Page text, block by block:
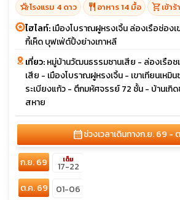
hotel_classโรงแรม 4 ดาว restaurant อาหาร 14 มื้อ shopping_cartเข้า
ไฮไลท์:เมืองโบราณฝูหรงเจิ้น ล่องเรือช่องเ
กี้เห็ด บุฟเฟ่ต์ปิ้งย่างเกาหลี
เที่ยว:หมู่บ้านวัฒนธรรมซานเสีย - ล่องเรือ
เสีย - เมืองโบราณฝูหรงเจิ้น - เขาเทียนเหมิ
ระเบียงแก้ว - ตึกมหัศจรรย์ 72 ชั้น - บ้านเกิ
สหาย
calendar_monthช่วงเวลาเดินทางก.ย. 69 -
ก.ย. 69 เต็ม
17-22
ต.ค. 69
01-06